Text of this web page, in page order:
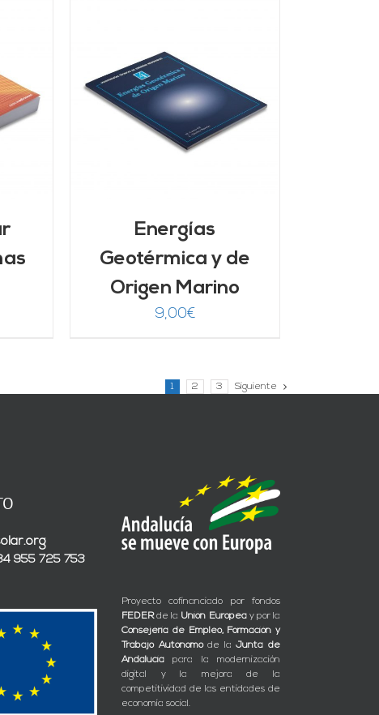
/
Energías
Geotérmica y de
Origen Marino
9,00€
1 2 3 Siguiente
955 725 753
Proyecto cofinanciado por fondos
FEDERde la Unión Europeay por la
Consejería de Empleo, Formación y
Trabajo Autónomode laJunta de
Andalucía para la modernización
digital y la mejora de la
competitividad de las entidades de
economía social.